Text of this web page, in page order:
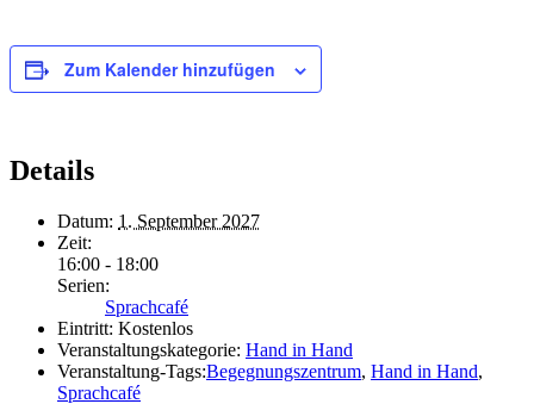
Zum Kalender hinzufügen
Details
Datum: 1. September 2027
Zeit:
16:00 - 18:00
Serien:
Sprachcafé
Eintritt: Kostenlos
Veranstaltungskategorie: Hand in Hand
Veranstaltung-Tags:Begegnungszentrum, Hand in Hand,
Sprachcafé